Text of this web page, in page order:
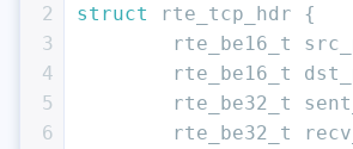
2
3
4
5
6
struct
rte_tcp_hdr {
rte_be16_t
rte_be16_t
rte_be32_t
rte_be32_t